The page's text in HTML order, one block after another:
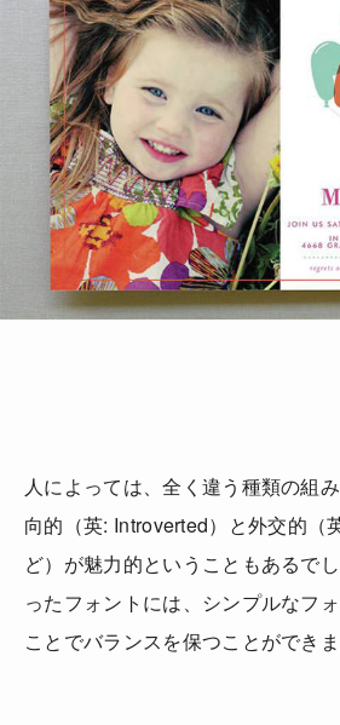
人によっては、全く違う種類の組
向的（英: Introverted）と外交的（
ど）が魅力的ということもあるで
ったフォントには、シンプルなフ
ことでバランスを保つことができま